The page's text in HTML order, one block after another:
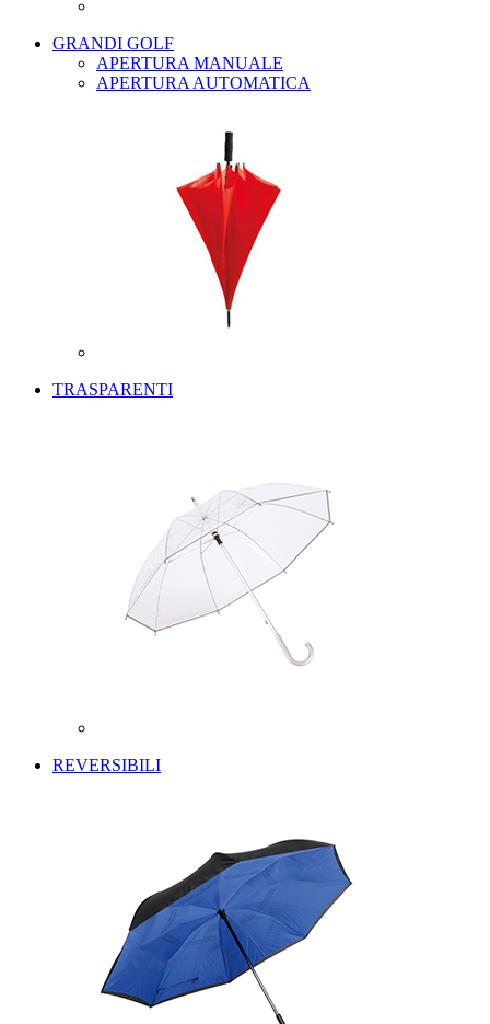
GRANDI GOLF
APERTURA MANUALE
APERTURA AUTOMATICA
TRASPARENTI
REVERSIBILI